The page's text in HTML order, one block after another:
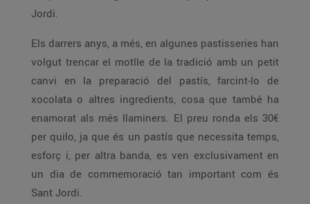
Jordi.
Els darrers anys, a més, en algunes pastisseries han
volgut trencar el motlle de la tradició amb un petit
canvi en la preparació del pastís, farcint-lo de
xocolata o altres ingredients, cosa que també ha
enamorat als més llaminers. El preu ronda els 30€
per quilo, ja que és un pastís que necessita temps,
esforç i, per altra banda, es ven exclusivament en
un dia de commemoració tan important com és
Sant Jordi.